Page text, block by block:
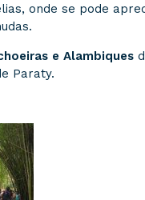
onde se pode
e Alambiques
Paraty.